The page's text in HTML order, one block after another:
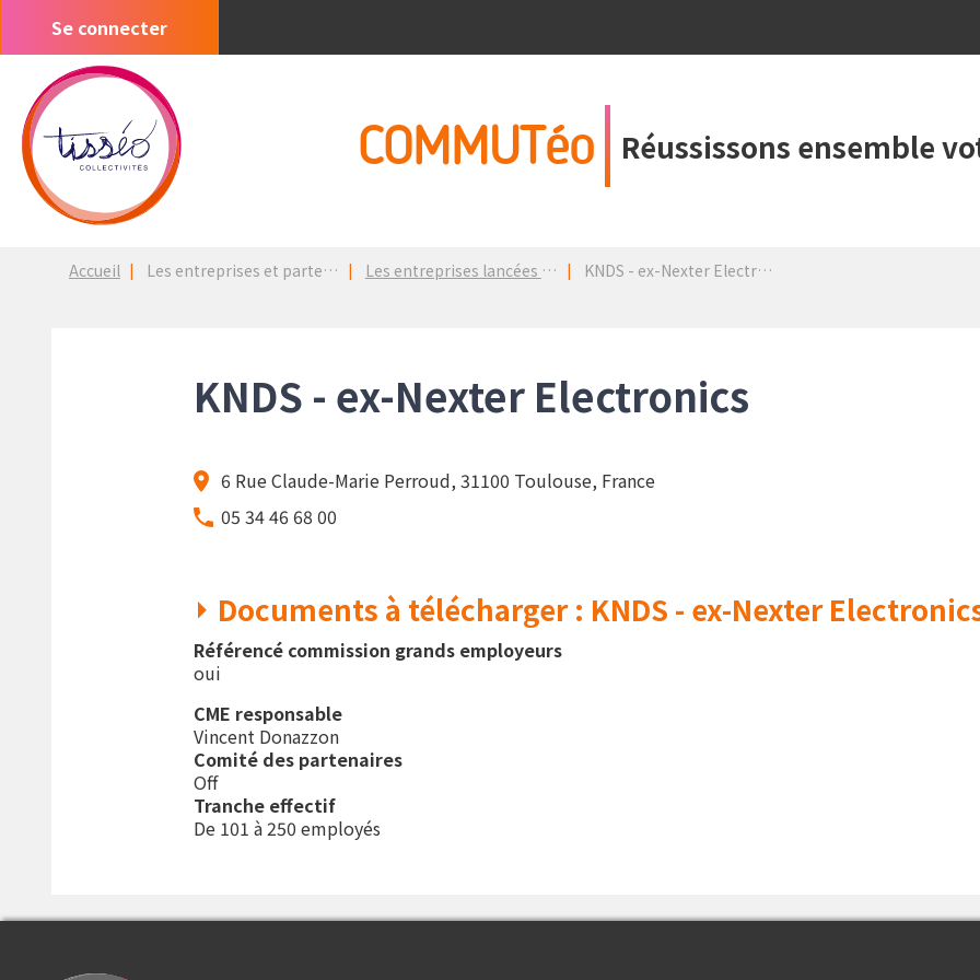
contenu
principal
Menu
compte
de
l'utilisateur
Se connecter
COMMUTéo Réussissons ensemble
Fil
Accueil Les entreprises et partenaires Les entreprises lancées dans un PDM KNDS - ex-Nexter Electronics
KNDS - ex-Nexter Electronics
6 Rue Claude-Marie Perroud, 31100 Toulouse, France
05 34 46 68 00
Documents à télécharger : KNDS - ex-Nexter
Référencé commission grands employeurs
oui
CME responsable
Vincent Donazzon
Comité des partenaires
Off
Tranche effectif
De 101 à 250 employés